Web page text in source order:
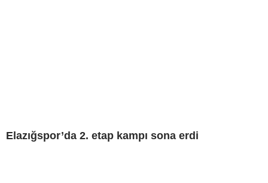
Elazığspor’da 2. etap kampı sona erdi